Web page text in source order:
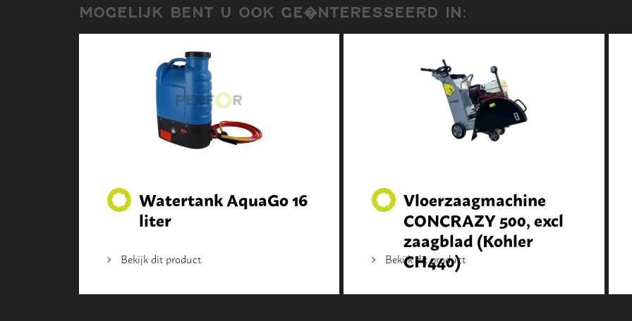
MOGELIJK BENT U OOK GE�NTERESSEERD IN:
Watertank AquaGo 16
liter
Bekijk dit product
Vloerzaagmachine
CONCRAZY 500, excl
zaagblad (Kohler
CH440)
Bekijk dit product